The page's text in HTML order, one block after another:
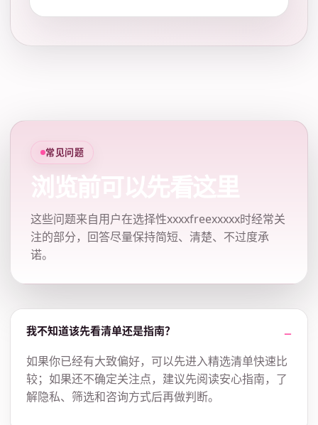
常见问题
浏览前可以先看这里
这些问题来自用户在选择性xxxxfreexxxxx时经常关
注的部分，回答尽量保持简短、清楚、不过度承
诺。
我不知道该先看清单还是指南？
如果你已经有大致偏好，可以先进入精选清单快速比
较；如果还不确定关注点，建议先阅读安心指南，了
解隐私、筛选和咨询方式后再做判断。